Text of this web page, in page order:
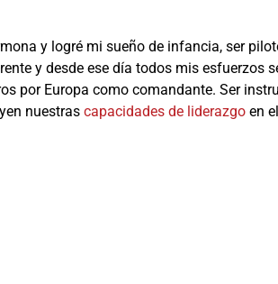
y logré mi sueño de infancia, ser
y desde ese día todos mis esfuerzos
por Europa como comandante. Ser
nuestras capacidades de liderazgo en